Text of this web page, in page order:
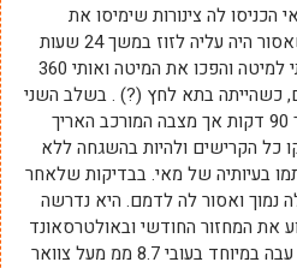
לה צינורות שימיסו את
הקרישים. מאי מספרת שכיוון שאסור היה עליה לזוז במשך 24 שעות
כדי שהצנתר לא יזוז “קשרו אותי למיטה והפכו את המיטה ואותי 360
כשהייתה בתא לחץ (?) . בשלב השני
נכנסה לניתוח שהיה אמור לארוך 90 דקות אך מצבה המורכב האריך
נוקו כל הקרישים ולהיות בהשגחה ללא
לא תמו בעיותיה של מאי. בבדיקות שלאחר
נמוך ואסור לה לדמם. היא נדרשה
את המחזור החודשי ובאולטרסאונד
לקראת הפרוצדורה גילו גם וריד עבה במיוחד בעובי 8.7 ממ מעל צוואר